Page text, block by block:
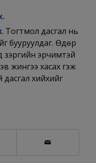
. Тогтмол дасгал нь
бууруулдаг. Өдөр
зэргийн эрчимтэй
жингээ хасах гэж
дасгал хийхийг